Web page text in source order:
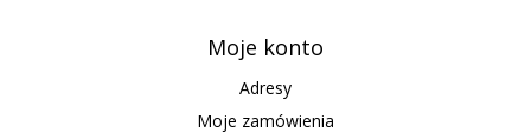
Moje konto
Adresy
Moje zamówienia